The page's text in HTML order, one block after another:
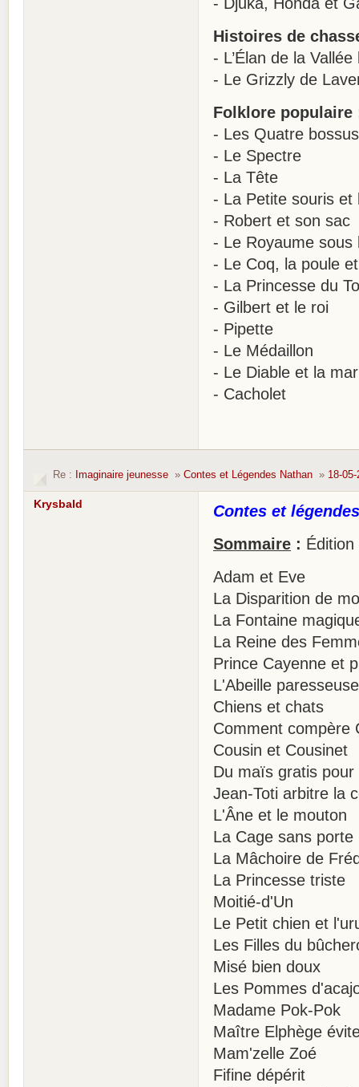
Histoires de
- L’Élan de la
- Le Grizzly de
Folklore populaire
- Les Quatre bossus
- Le Spectre
- La Tête
- La Petite souris
- Robert et son sac
- Le Royaume sous
- Le Coq, la poule
- La Princesse du
- Gilbert et le roi
- Pipette
- Le Médaillon
- Le Diable et la
- Cacholet
Re : Imaginaire jeunesse » Contes et Légendes Nathan » 18-
Krysbald
Contes et
Sommaire :
Adam et Eve
La Disparition de
La Fontaine
La Reine des
Prince Cayenne et
L'Abeille paresseuse
Chiens et chats
Comment compère
Cousin et Cousinet
Du maïs gratis pour
Jean-Toti arbitre la
L'Âne et le mouton
La Cage sans porte
La Mâchoire de
La Princesse triste
Moitié-d'Un
Le Petit chien et
Les Filles du
Misé bien doux
Les Pommes
Madame Pok-Pok
Maître Elphège
Mam'zelle Zoé
Fifine dépérit